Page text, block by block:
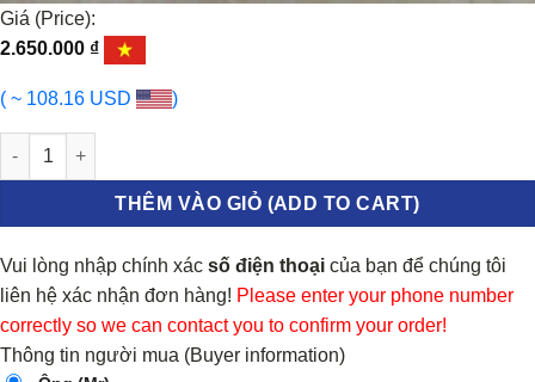
Giá (Price):
2.650.000 ₫
( ~ 108.16 USD )
CHÂN MÁY TRÁI FIAT LANCIA 2011-2024 | 46800412 số lượng
THÊM VÀO GIỎ (ADD TO CART)
Vui lòng nhập chính xác số điện thoại của bạn để chúng tôi
liên hệ xác nhận đơn hàng! Please enter your phone number
correctly so we can contact you to confirm your order!
Thông tin người mua (Buyer information)